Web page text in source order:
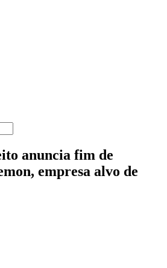
anuncia fim de
empresa alvo de